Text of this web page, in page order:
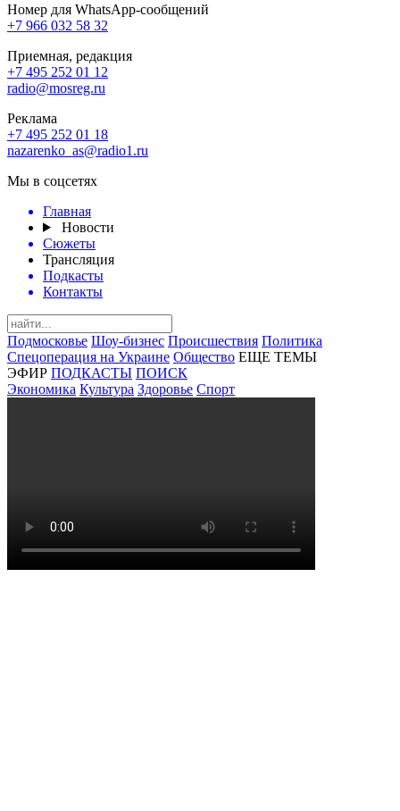
Номер для WhatsApp-сообщений
+7 966 032 58 32
Приемная, редакция
+7 495 252 01 12
radio@mosreg.ru
Реклама
+7 495 252 01 18
nazarenko_as@radio1.ru
Мы в соцсетях
Главная
Новости
Сюжеты
Трансляция
Подкасты
Контакты
Подмосковье Шоу-бизнес Происшествия Политика
Спецоперация на Украине Общество ЕЩЕ ТЕМЫ
ЭФИР ПОДКАСТЫ ПОИСК
Экономика Культура Здоровье Спорт